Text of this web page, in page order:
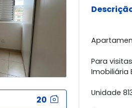
20
Para
Imobiliária
Unidade